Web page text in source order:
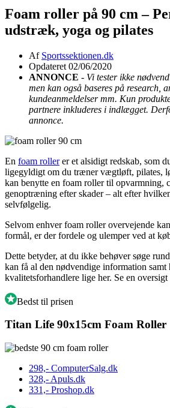
Foam roller på 90 cm –
udstræk, yoga og pilates
Af Sportssektionen.dk
Opdateret 02/06/2020
ANNONCE - Vi tester ikke
men kan også baseres på research,
kundeanmeldelser mm. Kun
partnere inkluderes i indlægget.
annonce.
En foam rollerer et alsidigt redskab, som
ligegyldigt om du træner vægtløft, pilates,
kan benytte en foam roller til opvarmning,
genoptræning efter skader – alt efter
selvfølgelig.
Selvom enhver foam roller overvejende
formål, er der fordele og ulemper ved at
Dette betyder, at du ikke behøver søge
kan få al den nødvendige information samt
kvalitetsforhandlere lige her. Se en oversigt
Bedst til prisen
Titan Life 90x15cm Foam Roller
298,- ComputerSalg.dk
328,- Apuls.dk
331,- Proshop.dk